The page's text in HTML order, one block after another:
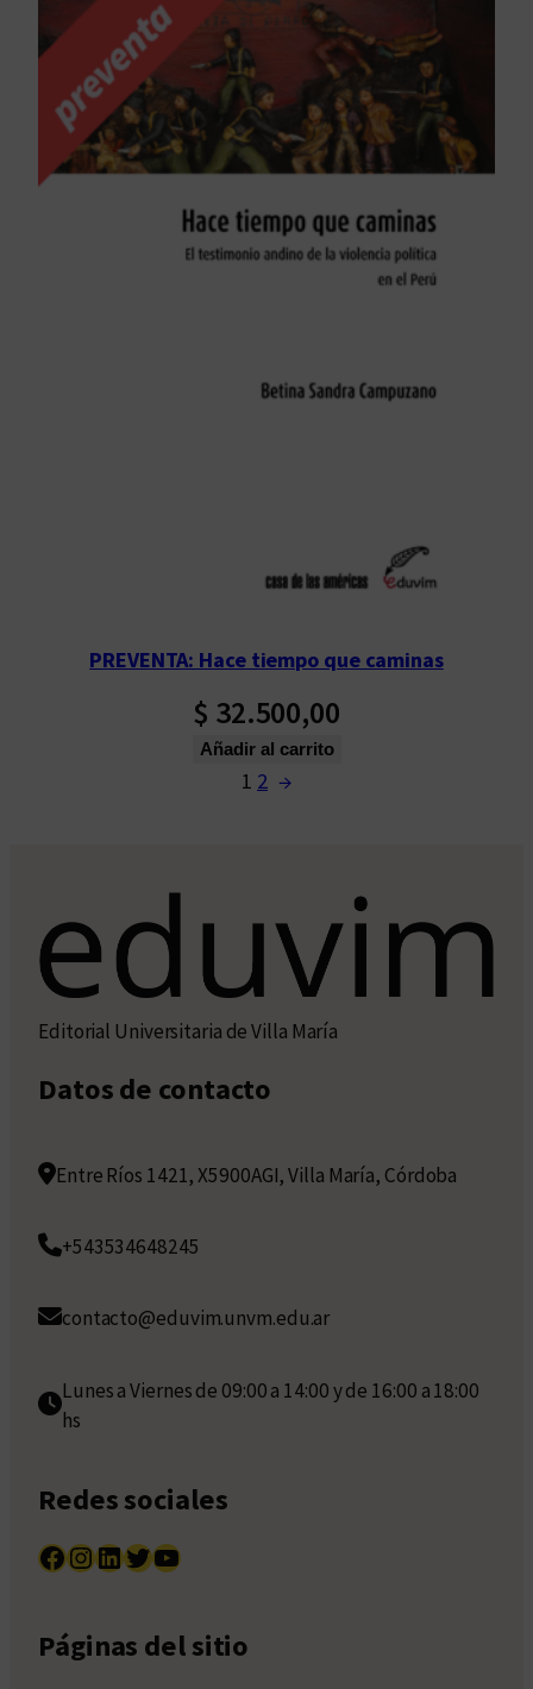
PREVENTA: Hace tiempo que caminas
$ 32.500,00
Añadir al carrito
1 2 →
Editorial Universitaria de Villa María
Datos de contacto
Entre Ríos 1421, X5900AGI, Villa María, Córdoba
+543534648245
contacto@eduvim.unvm.edu.ar
Lunes a Viernes de 09:00 a 14:00 y de 16:00 a 18:00
hs
Redes sociales
Facebook InstagramLinkedIn Twitter YouTube
Páginas del sitio